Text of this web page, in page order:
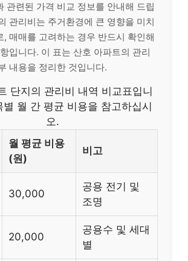
관련된 가격 비교 정보를 안내해 드립
관리비는 주거환경에 큰 영향을 미치
, 매매를 고려하는 경우 반드시 확인해
입니다. 이 표는 산호 아파트의 관리
내용을 정리한 것입니다.
단지의 관리비 내역 비교표입니
별 월 간 평균 비용을 참고하십시
오.
월 평균 비용
(원)
비고
30,000
공용 전기 및
조명
20,000
공용수 및 세대
별